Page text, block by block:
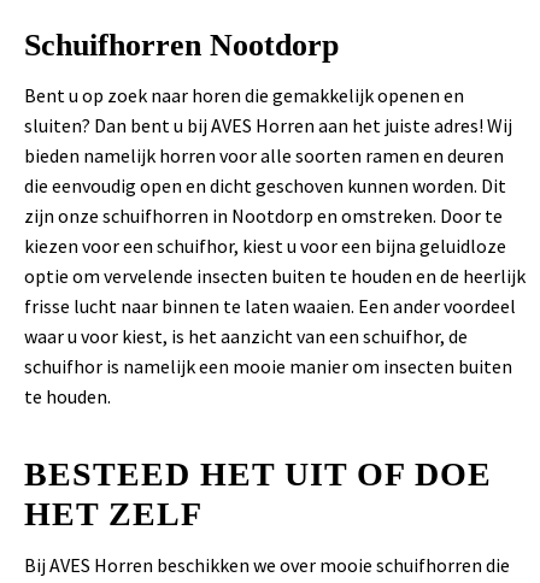
Schuifhorren Nootdorp
Bent u op zoek naar horen die gemakkelijk openen en
sluiten? Dan bent u bij AVES Horren aan het juiste adres! Wij
bieden namelijk horren voor alle soorten ramen en deuren
die eenvoudig open en dicht geschoven kunnen worden. Dit
zijn onze schuifhorren in Nootdorp en omstreken. Door te
kiezen voor een schuifhor, kiest u voor een bijna geluidloze
optie om vervelende insecten buiten te houden en de heerlijk
frisse lucht naar binnen te laten waaien. Een ander voordeel
waar u voor kiest, is het aanzicht van een schuifhor, de
schuifhor is namelijk een mooie manier om insecten buiten
te houden.
BESTEED HET UIT OF DOE
HET ZELF
Bij AVES Horren beschikken we over mooie schuifhorren die